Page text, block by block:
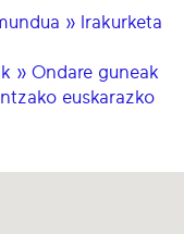
» Irakurketa
» Ondare guneak
euskarazko